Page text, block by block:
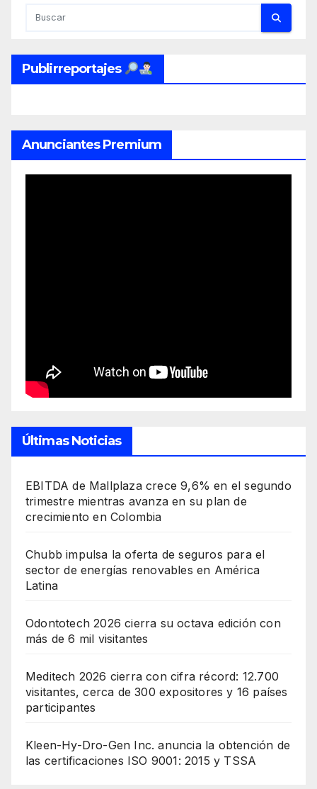
Publirreportajes
Anunciantes Premium
Últimas Noticias
EBITDA de Mallplaza crece 9,6% en el segundo
trimestre mientras avanza en su plan de
crecimiento en Colombia
Chubb impulsa la oferta de seguros para el
sector de energías renovables en América
Latina
Odontotech 2026 cierra su octava edición con
más de 6 mil visitantes
Meditech 2026 cierra con cifra récord: 12.700
visitantes, cerca de 300 expositores y 16 países
participantes
Kleen-Hy-Dro-Gen Inc. anuncia la obtención de
las certificaciones ISO 9001: 2015 y TSSA